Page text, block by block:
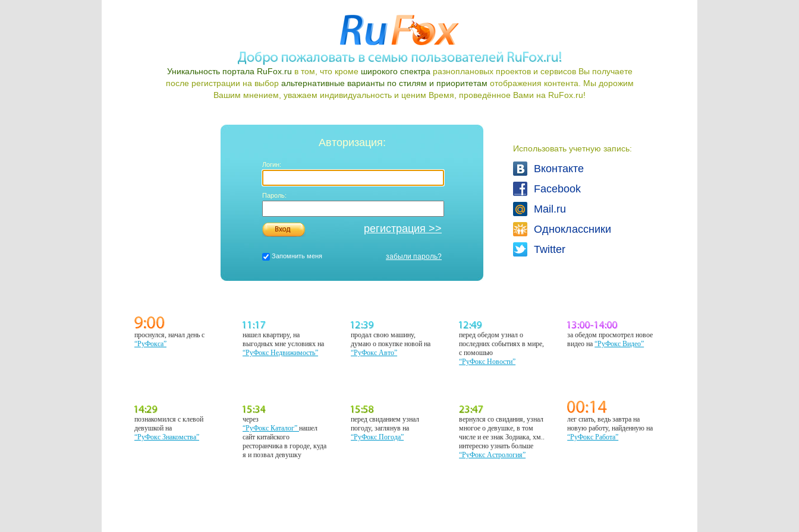
Уникальность портала RuFox.ru в том, что кроме широкого спектра разноплановых проектов и сервисов Вы получаете
после регистрации на выбор альтернативные варианты по стилям и приоритетам отображения контента. Мы дорожим
Вашим мнением, уважаем индивидуальность и ценим Время, проведённое Вами на RuFox.ru!
Использовать учетную запись:
Вконтакте
Facebook
Mail.ru
Одноклассники
Twitter
Авторизация:
Логин:
Пароль:
регистрация >>
Запомнить меня забыли пароль?
проснулся, начал день с
“РуФокса”
нашел квартиру, на
выгодных мне условиях на
“РуФокс Недвижимость”
продал свою машину,
думаю о покупке новой на
“РуФокс Авто”
перед обедом узнал о
последних событиях в мире,
с помошью
“РуФокс Новости”
за обедом просмотрел новое
видео на“РуФокс Видео”
познакомился с клевой
девушкой на
“РуФокс Знакомства”
через
“РуФокс Каталог”нашел
сайт китайского
ресторанчика в городе, куда
я и позвал девушку
перед свиданием узнал
погоду, заглянув на
“РуФокс Погода”
вернулся со свидания, узнал
многое о девушке, в том
числе и ее знак Зодиака, хм..
интересно узнать больше
“РуФокс Астрология”
лег спать, ведь завтра на
новую работу, найденную на
“РуФокс Работа”